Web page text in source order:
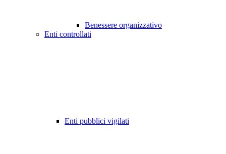
Benessere organizzativo
Enti controllati
Enti pubblici vigilati